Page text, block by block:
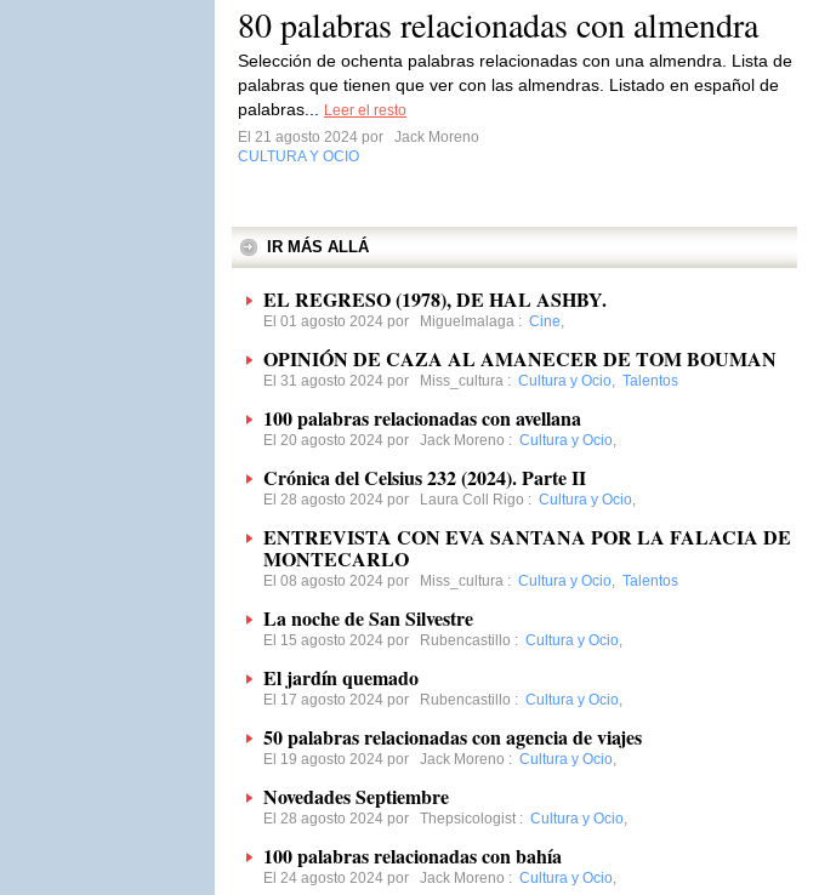
80 palabras relacionadas con almendra
Selección de ochenta palabras relacionadas con una almendra. Lista de
palabras que tienen que ver con las almendras. Listado en español de
palabras...
Leer el resto
El 21 agosto 2024 por
Jack Moreno
CULTURA Y OCIO
IR MÁS ALLÁ
EL REGRESO (1978), DE HAL ASHBY.
El 01 agosto 2024 por Miguelmalaga : Cine,
OPINIÓN DE CAZA AL AMANECER DE TOM BOUMAN
El 31 agosto 2024 por Miss_cultura : Cultura y Ocio, Talentos
100 palabras relacionadas con avellana
El 20 agosto 2024 por Jack Moreno : Cultura y Ocio,
Crónica del Celsius 232 (2024). Parte II
El 28 agosto 2024 por Laura Coll Rigo : Cultura y Ocio,
ENTREVISTA CON EVA SANTANA POR LA FALACIA DE
MONTECARLO
El 08 agosto 2024 por Miss_cultura : Cultura y Ocio, Talentos
La noche de San Silvestre
El 15 agosto 2024 por Rubencastillo : Cultura y Ocio,
El jardín quemado
El 17 agosto 2024 por Rubencastillo : Cultura y Ocio,
50 palabras relacionadas con agencia de viajes
El 19 agosto 2024 por Jack Moreno : Cultura y Ocio,
Novedades Septiembre
El 28 agosto 2024 por Thepsicologist : Cultura y Ocio,
100 palabras relacionadas con bahía
El 24 agosto 2024 por Jack Moreno : Cultura y Ocio,